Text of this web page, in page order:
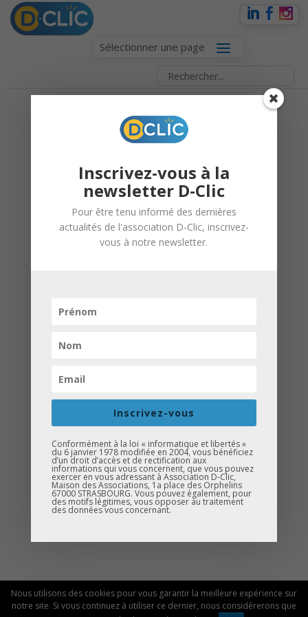
Sélectionner une page
LA SOCIÉTÉ CTG
RÉCOMPENSE D-
CLIC POUR SON
ENGAGEMENT !
12 octobre 2020 |D-Clic
© 2026 Association D-Clic |Mentions légales
Inscrivez-vous à la
newsletter D-Clic
Pour être tenu informé des dernières
actualités de l'association D-Clic, inscrivez-
vous à notre newsletter.
Inscrivez-vous
Conformément à la loi « informatique et libertés »
du 6 janvier 1978 modifiée en 2004, vous bénéficiez
d’un droit d’accès et de rectification aux
informations qui vous concernent, que vous pouvez
exercer en vous adressant à Association D-Clic,
Maison des Associations, 1a place des Orphelins
67000 STRASBOURG. Vous pouvez également, pour
des motifs légitimes, vous opposer au traitement
des données vous concernant.
Nous utilisons des cookies pour vous garantir la meilleure expérience sur
notre site. Si vous continuez à utiliser ce dernier, nous considérerons que